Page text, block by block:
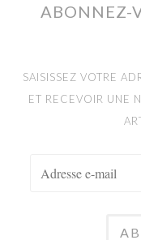
ABONNEZ-
SAISISSEZ VOTRE
ET RECEVOIR UNE